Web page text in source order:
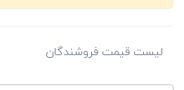
لیست قیمت فروشندگان